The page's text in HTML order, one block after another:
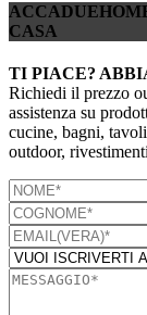
CASA
TI PIACE?
Richiedi il prezzo
assistenza su
cucine, bagni,
outdoor,